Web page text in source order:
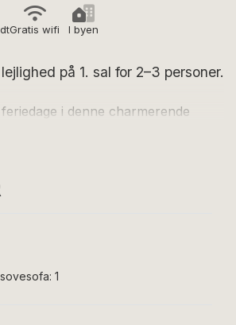
Gratis wifi I byen
på 1. sal for 2–3 personer.
i denne charmerende
med et veludstyret køkken og
TV og en behagelig sovesofa
er der adgang til
1